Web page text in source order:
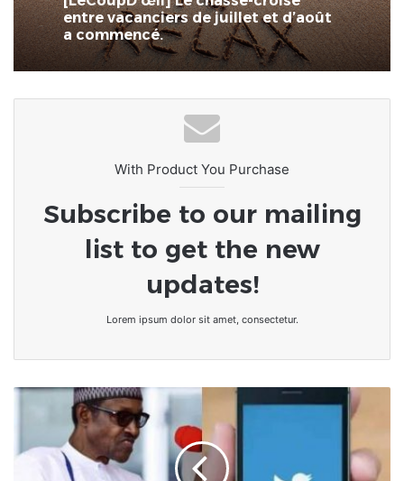
il y a 3 semaines
[LeCoupD’œil] Le chassé-croisé
entre vacanciers de juillet et d’août
a commencé.
SPID : L’écosystème numérique
togolais à portée de main
With Product You Purchase
Subscribe to our mailing
list to get the new
updates!
Lorem ipsum dolor sit amet, consectetur.
Feuilleton
Le